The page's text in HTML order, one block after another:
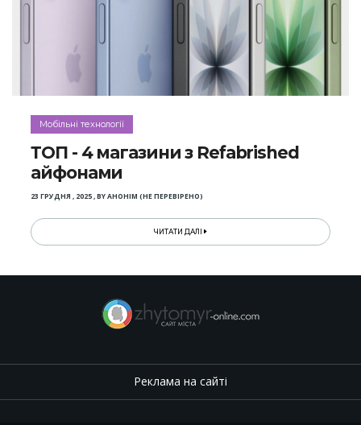
Мобільні технології
ТОП - 4 магазини з Refabrished
айфонами
23 ГРУДНЯ , 2025,BYАНОНІМ (НЕ ПЕРЕВІРЕНО)
ЧИТАТИ ДАЛІ
Реклама на сайті